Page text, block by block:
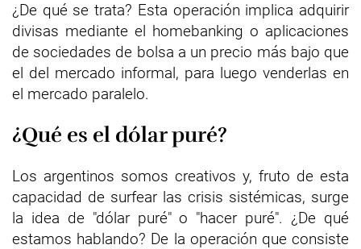
¿De qué se trata? Esta operación implica adquirir
divisas mediante el homebanking o aplicaciones
de sociedades de bolsa a un precio más bajo que
el del mercado informal, para luego venderlas en
el mercado paralelo.
¿Qué es el dólar puré?
Los argentinos somos creativos y, fruto de esta
capacidad de surfear las crisis sistémicas, surge
la idea de "dólar puré" o "hacer puré". ¿De qué
estamos hablando? De la operación que consiste